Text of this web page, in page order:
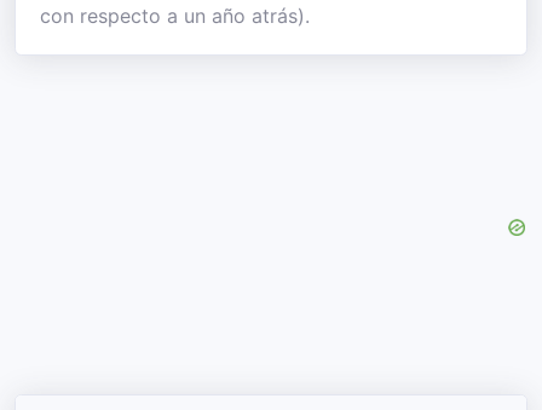
con respecto a un año atrás).